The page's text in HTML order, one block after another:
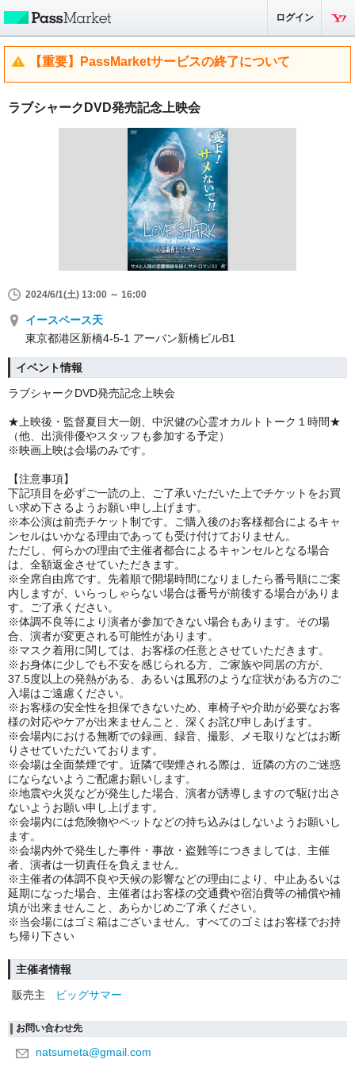
ログイン
【重要】PassMarketサービスの終了について
ラブシャークDVD発売記念上映会
2024/6/1(土) 13:00 ～ 16:00
イースペース天
東京都港区新橋4-5-1 アーバン新橋ビルB1
イベント情報
ラブシャークDVD発売記念上映会
★上映後・監督夏目大一朗、中沢健の心霊オカルトトーク１時間★
（他、出演俳優やスタッフも参加する予定）
※映画上映は会場のみです。
【注意事項】
下記項目を必ずご一読の上、ご了承いただいた上でチケットをお買
い求め下さるようお願い申し上げます。
※本公演は前売チケット制です。ご購入後のお客様都合によるキャ
ンセルはいかなる理由であっても受け付けておりません。
ただし、何らかの理由で主催者都合によるキャンセルとなる場合
は、全額返金させていただきます。
※全席自由席です。先着順で開場時間になりましたら番号順にご案
内しますが、いらっしゃらない場合は番号が前後する場合がありま
す。ご了承ください。
※体調不良等により演者が参加できない場合もあります。その場
合、演者が変更される可能性があります。
※マスク着用に関しては、お客様の任意とさせていただきます。
※お身体に少しでも不安を感じられる方、ご家族や同居の方が、
37.5度以上の発熱がある、あるいは風邪のような症状がある方のご
入場はご遠慮ください。
※お客様の安全性を担保できないため、車椅子や介助が必要なお客
様の対応やケアが出来ませんこと、深くお詫び申しあげます。
※会場内における無断での録画、録音、撮影、メモ取りなどはお断
りさせていただいております。
※会場は全面禁煙です。近隣で喫煙される際は、近隣の方のご迷惑
にならないようご配慮お願いします。
※地震や火災などが発生した場合、演者が誘導しますので駆け出さ
ないようお願い申し上げます。
※会場内には危険物やペットなどの持ち込みはしないようお願いし
ます。
※会場内外で発生した事件・事故・盗難等につきましては、主催
者、演者は一切責任を負えません。
※主催者の体調不良や天候の影響などの理由により、中止あるいは
延期になった場合、主催者はお客様の交通費や宿泊費等の補償や補
填が出来ませんこと、あらかじめご了承ください。
※当会場にはゴミ箱はございません。すべてのゴミはお客様でお持
ち帰り下さい
主催者情報
販売主
ビッグサマー
お問い合わせ先
natsumeta@gmail.com